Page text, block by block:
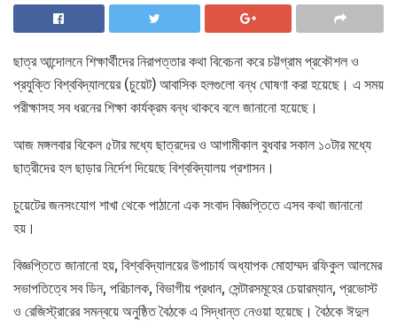
ছাত্র আন্দোলনে শিক্ষার্থীদের নিরাপত্তার কথা বিবেচনা করে চট্টগ্রাম প্রকৌশল ও
প্রযুক্তি বিশ্ববিদ্যালয়ের (চুয়েট) আবাসিক হলগুলো বন্ধ ঘোষণা করা হয়েছে। এ সময়
পরীক্ষাসহ সব ধরনের শিক্ষা কার্যক্রম বন্ধ থাকবে বলে জানানো হয়েছে।
আজ মঙ্গলবার বিকেল ৫টার মধ্যে ছাত্রদের ও আগামীকাল বুধবার সকাল ১০টার মধ্যে
ছাত্রীদের হল ছাড়ার নির্দেশ দিয়েছে বিশ্ববিদ্যালয় প্রশাসন।
চুয়েটের জনসংযোগ শাখা থেকে পাঠানো এক সংবাদ বিজ্ঞপ্তিতে এসব কথা জানানো
হয়।
বিজ্ঞপ্তিতে জানানো হয়, বিশ্ববিদ্যালয়ের উপাচার্য অধ্যাপক মোহাম্মদ রফিকুল আলমের
সভাপতিত্বে সব ডিন, পরিচালক, বিভাগীয় প্রধান, সেন্টারসমূহের চেয়ারম্যান, প্রভোস্ট
ও রেজিস্ট্রারের সমন্বয়ে অনুষ্ঠিত বৈঠকে এ সিদ্ধান্ত নেওয়া হয়েছে। বৈঠকে ঈদুল